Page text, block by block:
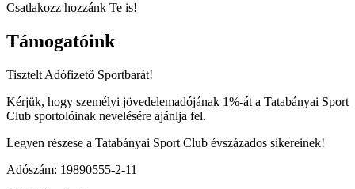
Csatlakozz hozzánk Te is!
Támogatóink
Tisztelt Adófizető Sportbarát!
Kérjük, hogy személyi jövedelemadójának 1%-át a Tatabányai Sport
Club sportolóinak nevelésére ajánlja fel.
Legyen részese a Tatabányai Sport Club évszázados sikereinek!
Adószám: 19890555-2-11